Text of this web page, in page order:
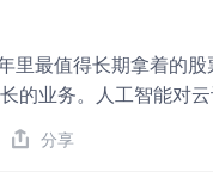
里最值得长期拿着的
的业务。人工智能对
分享